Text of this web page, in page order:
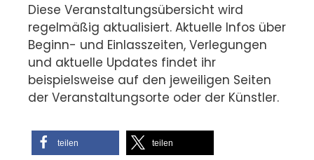
Diese Veranstaltungsübersicht wird
regelmäßig aktualisiert. Aktuelle Infos über
Beginn- und Einlasszeiten, Verlegungen
und aktuelle Updates findet ihr
beispielsweise auf den jeweiligen Seiten
der Veranstaltungsorte oder der Künstler.
teilen teilen